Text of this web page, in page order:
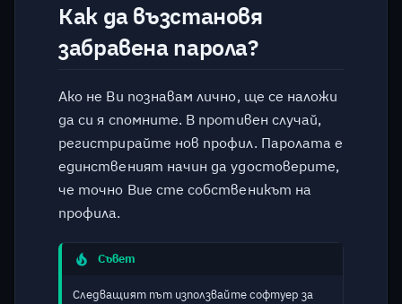
Как да възстановя
забравена парола?
Ако не Ви познавам лично, ще се наложи
да си я спомните. В противен случай,
регистрирайте нов профил. Паролата е
единственият начин да удостоверите,
че точно Вие сте собственикът на
профила.
Съвет
Следващият път използвайте софтуер за